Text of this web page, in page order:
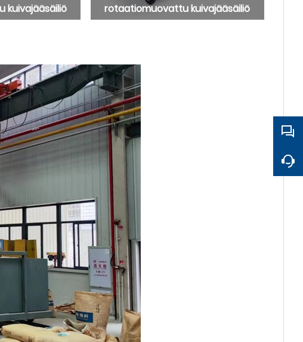
rotaatiomuovattu kuivajääsäiliö